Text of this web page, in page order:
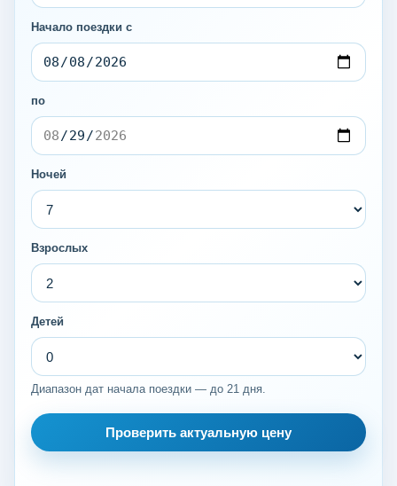
Начало поездки с
по
Ночей
Взрослых
Детей
Диапазон дат начала поездки — до 21 дня.
Проверить актуальную цену